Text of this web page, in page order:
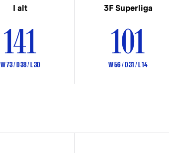
I alt
141
W 73 / D 38 / L 30
3F Superliga
101
W 56 / D 31 / L 14